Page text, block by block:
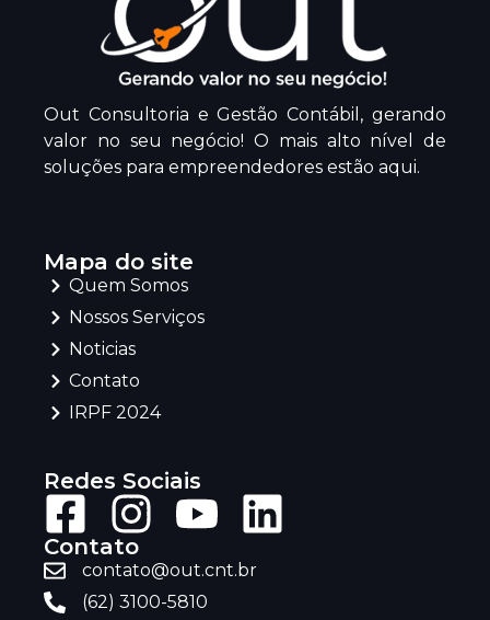
Out Consultoria e Gestão Contábil, gerando
valor no seu negócio! O mais alto nível de
soluções para empreendedores estão aqui.
Mapa do site
Quem Somos
Nossos Serviços
Noticias
Contato
IRPF 2024
Redes Sociais
Contato
contato@out.cnt.br
(62) 3100-5810